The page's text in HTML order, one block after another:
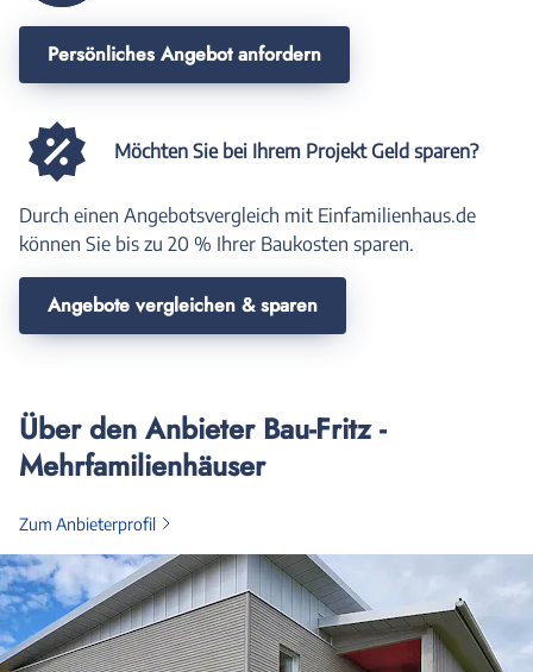
Persönliches Angebot anfordern
Möchten Sie bei Ihrem Projekt Geld sparen?
Durch einen Angebotsvergleich mit Einfamilienhaus.de
können Sie bis zu 20 % Ihrer Baukosten sparen.
Angebote vergleichen & sparen
Über den Anbieter Bau-Fritz -
Mehrfamilienhäuser
Zum Anbieterprofil